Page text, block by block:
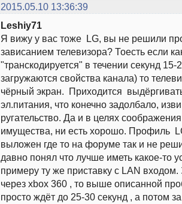
2015.05.10 13:36:39
Leshiy71
Я вижу у вас тоже LG, вы не решили
зависанием телевизора? Тоесть если
"транскодируется" в течении секунд
загружаются свойства канала) то
чёрный экран. Приходится
эл.питания, что конечно задолбало,
ругательство. Да и в целях
имущества, ни есть хорошо. Профиль
выложен где то на форуме так и не
давно понял что лучше иметь какое-то
примеру ту же приставку с LAN
через xbox 360 , то выше описанной
просто ждёт до 25-30 секунд , а потом